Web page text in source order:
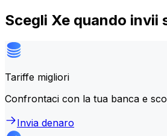
Scegli Xe quando invii
Tariffe migliori
Confrontaci con la tua banca e
Invia denaro